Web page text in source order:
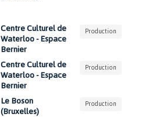
Centre Culturel de
Waterloo - Espace
Bernier
Production
Centre Culturel de
Waterloo - Espace
Bernier
Production
Le Boson
(Bruxelles) Production